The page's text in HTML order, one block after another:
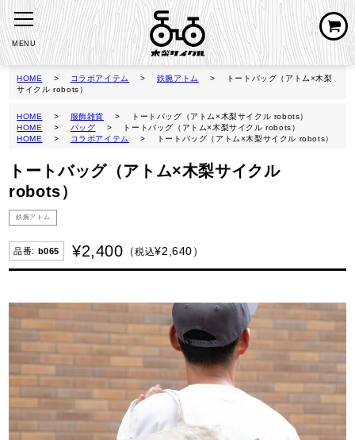
MENU
HOME コラボアイテム 鉄腕アトム
トートバッグ（アトム×木梨
サイクル robots）
HOME 服飾雑貨
トートバッグ（アトム×木梨サイクル robots）
HOME
バッグ
トートバッグ（アトム×木梨サイクル robots）
HOME
コラボアイテム トートバッグ（アトム×木梨サイクル robots）
トートバッグ（アトム×木梨サイクル
robots）
鉄腕アトム
b065 ¥2,400 ¥2,640
税込